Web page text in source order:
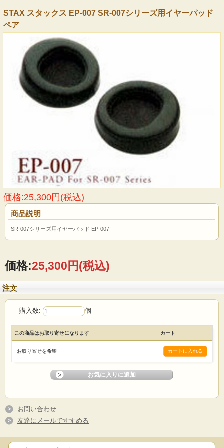
STAX スタックス EP-007 SR-007シリーズ用イヤーパッド
ペア
価格:25,300円(税込)
商品説明
SR-007シリーズ用イヤーパッド EP-007
価格:25,300円(税込)
注文
購入数: 個
この商品はお取り寄せになります カート
お取り寄せを希望
お問い合わせ
友達にメールですすめる